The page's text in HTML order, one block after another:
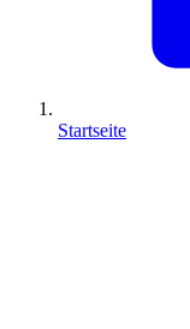
Startseite